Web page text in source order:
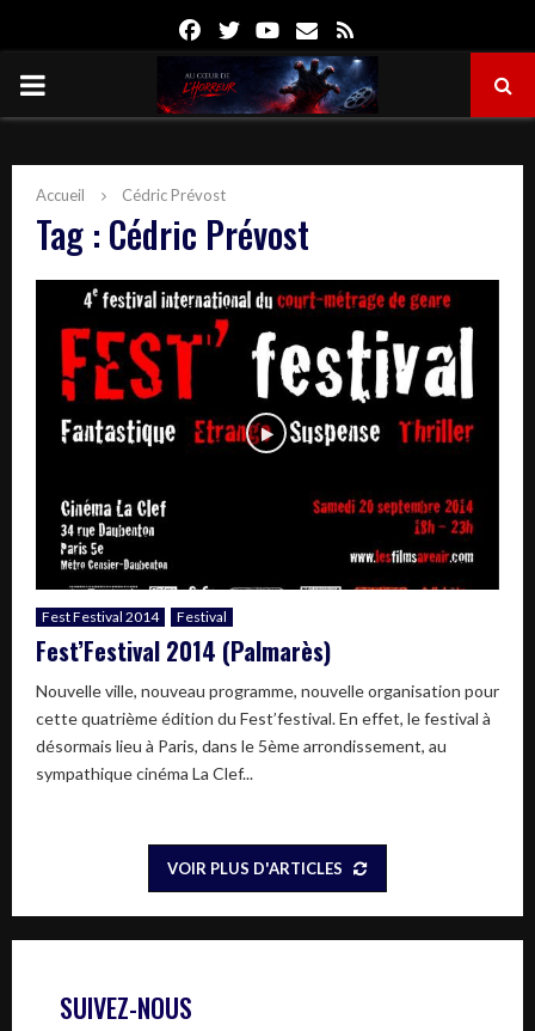
FacebookTwitterYoutube
Email
PRIMARY
Accueil Cédric Prévost
Tag : Cédric Prévost
Fest Festival 2014 Festival
Fest’Festival 2014 (Palmarès)
Nouvelle ville, nouveau programme, nouvelle organisation pour
cette quatrième édition du Fest’festival. En effet, le festival à
désormais lieu à Paris, dans le 5ème arrondissement, au
sympathique cinéma La Clef...
VOIR PLUS D'ARTICLES
SUIVEZ-NOUS